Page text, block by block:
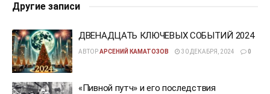
Другие записи
ДВЕНАДЦАТЬ КЛЮЧЕВЫХ СОБЫТИЙ 2024
АВТОРАРСЕНИЙ КАМАТОЗОВ 30 ДЕКАБРЯ, 2024 0
«Пивной путч» и его последствия